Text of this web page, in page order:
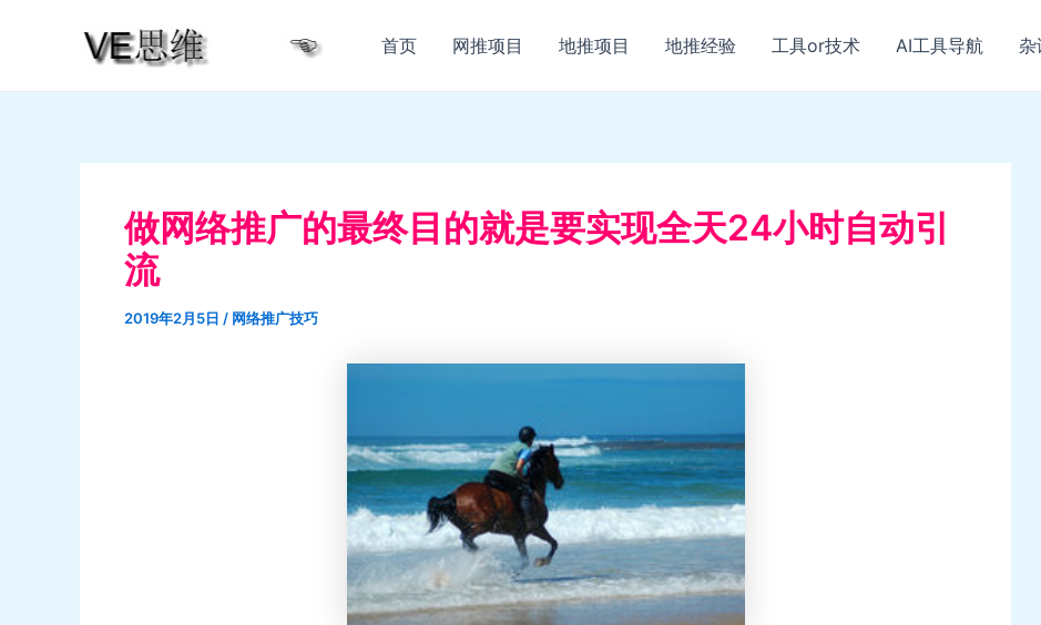
首页 网推项目 地推项目 地推经验 工具or技术 AI工具导航 杂
做网络推广的最终目的就是要实现全天24小时自动引
流
2019年2月5日 / 网络推广技巧